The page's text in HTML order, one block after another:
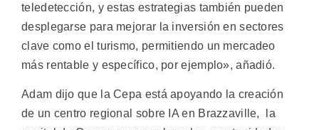
teledetección, y estas estrategias también pueden
desplegarse para mejorar la inversión en sectores
clave como el turismo, permitiendo un mercadeo
más rentable y específico, por ejemplo», añadió.
Adam dijo que la Cepa está apoyando la creación
de un centro regional sobre IA en Brazzaville, la